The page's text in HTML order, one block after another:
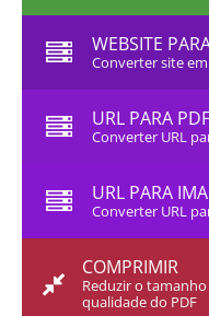
WEBSITE
Converter site em
URL PARA PDF
Converter URL
URL PARA
Converter URL
COMPRIMIR
Reduzir o
qualidade do PDF